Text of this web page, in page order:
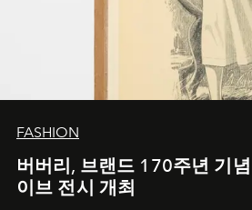
FASHION
버버리, 브랜드 170주년 기
이브 전시 개최